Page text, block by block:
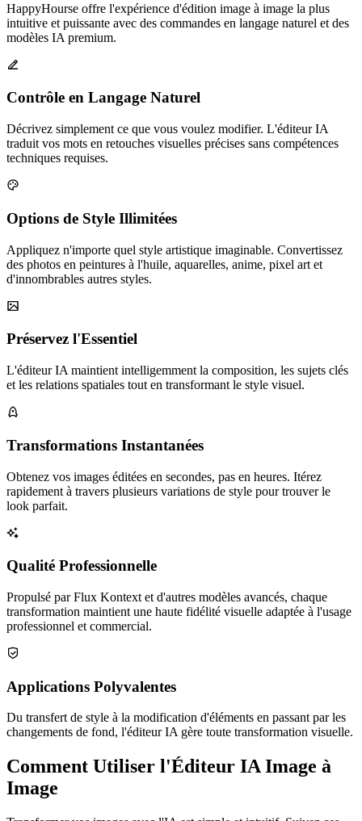
HappyHourse offre l'expérience d'édition image à image la plus
intuitive et puissante avec des commandes en langage naturel et des
modèles IA premium.
Contrôle en Langage Naturel
Décrivez simplement ce que vous voulez modifier. L'éditeur IA
traduit vos mots en retouches visuelles précises sans compétences
techniques requises.
Options de Style Illimitées
Appliquez n'importe quel style artistique imaginable. Convertissez
des photos en peintures à l'huile, aquarelles, anime, pixel art et
d'innombrables autres styles.
Préservez l'Essentiel
L'éditeur IA maintient intelligemment la composition, les sujets clés
et les relations spatiales tout en transformant le style visuel.
Transformations Instantanées
Obtenez vos images éditées en secondes, pas en heures. Itérez
rapidement à travers plusieurs variations de style pour trouver le
look parfait.
Qualité Professionnelle
Propulsé par Flux Kontext et d'autres modèles avancés, chaque
transformation maintient une haute fidélité visuelle adaptée à l'usage
professionnel et commercial.
Applications Polyvalentes
Du transfert de style à la modification d'éléments en passant par les
changements de fond, l'éditeur IA gère toute transformation visuelle.
Comment Utiliser l'Éditeur IA Image à
Image